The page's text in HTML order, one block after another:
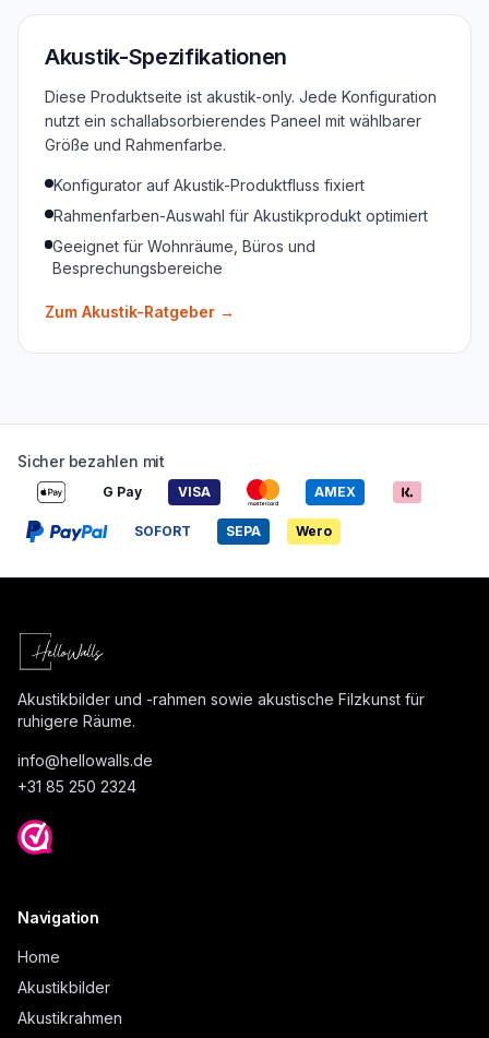
Akustik-Spezifikationen
Diese Produktseite ist akustik-only. Jede Konfiguration
nutzt ein schallabsorbierendes Paneel mit wählbarer
Größe und Rahmenfarbe.
Konfigurator auf Akustik-Produktfluss fixiert
Rahmenfarben-Auswahl für Akustikprodukt optimiert
Geeignet für Wohnräume, Büros und
Besprechungsbereiche
Zum Akustik-Ratgeber →
Sicher bezahlen mit
G Pay VISA AMEX
SOFORT SEPA Wero
Akustikbilder und -rahmen sowie akustische Filzkunst für
ruhigere Räume.
info@hellowalls.de
+31 85 250 2324
Navigation
Home
Akustikbilder
Akustikrahmen